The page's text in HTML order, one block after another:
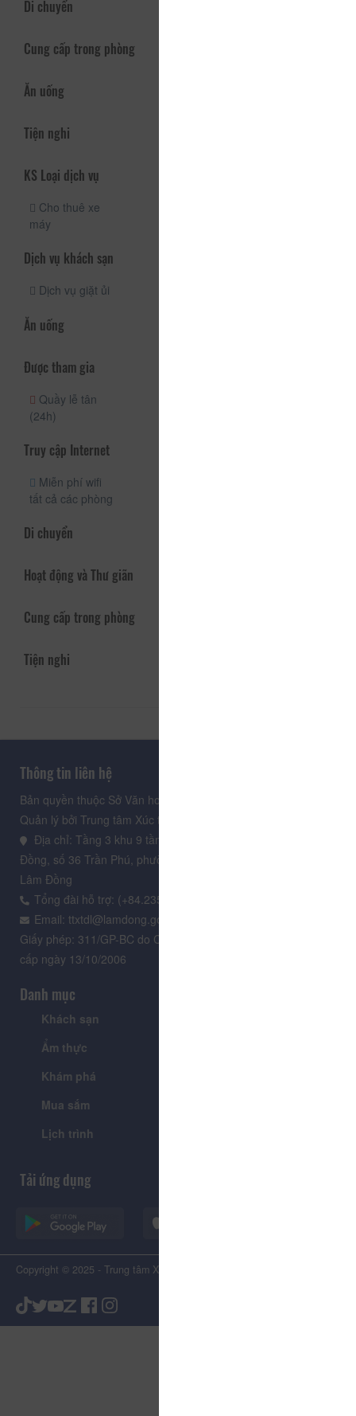
Di chuyển
Cung cấp trong phòng
Ăn uống
Tiện nghi
KS Loại dịch vụ
Cho thuê xe
máy
Dịch vụ khách sạn
Dịch vụ giặt ủi
Ăn uống
Được tham gia
Quầy lễ tân
(24h)
Truy cập Internet
Miễn phí wifi
tất cả các phòng
Di chuyển
Hoạt động và Thư giãn
Cung cấp trong phòng
Tiện nghi
Thông tin liên hệ
Bản quyền thuộc Sở Văn hoá, Thể thao và Du lịch Lâm Đồng.
Quản lý bởi Trung tâm Xúc tiến Du lịch Lâm Đồng
Địa chỉ: Tầng 3 khu 9 tầng, Trung tâm Hành chính tỉnh Lâm
Đồng, số 36 Trần Phú, phường Xuân Hương - Đà Lạt, tỉnh
Lâm Đồng
Tổng đài hỗ trợ: (+84.235) 3.916.961
Email: ttxtdl@lamdong.gov.vn
Giấy phép: 311/GP-BC do Cục Báo chí - Bộ Văn hóa Thông tin
cấp ngày 13/10/2006
Danh mục
Khách sạn
Ẩm thực
Khám phá
Mua sắm
Lịch trình
Tải ứng dụng
Copyright © 2025 - Trung tâm Xúc tiến Du lịch Tỉnh Lâm Đồng